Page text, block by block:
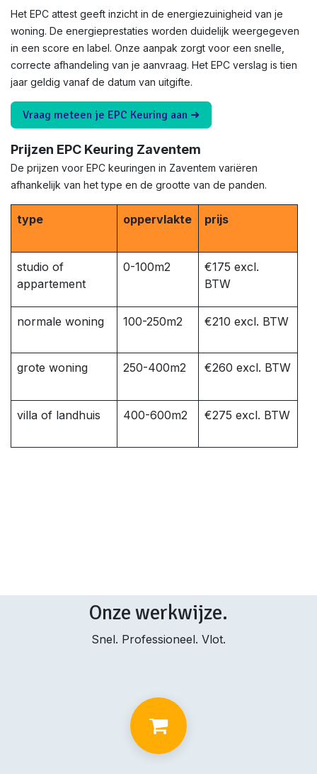
Het EPC attest geeft inzicht in de energiezuinigheid van je
woning. De energieprestaties worden duidelijk weergegeven
in een score en label. Onze aanpak zorgt voor een snelle,
correcte afhandeling van je aanvraag. Het EPC verslag is tien
jaar geldig vanaf de datum van uitgifte.
Vraag meteen je EPC Keuring aan ➜
Prijzen EPC Keuring Zaventem
De prijzen voor EPC keuringen in Zaventem variëren
afhankelijk van het type en de grootte van de panden.
type oppervlakte prijs
studio of
appartement
0-100m2
€175 excl.
BTW
normale woning 100-250m2 €210 excl. BTW
grote woning 250-400m2 €260 excl. BTW
villa of landhuis 400-600m2 €275 excl. BTW
Onze werkwijze.
Snel. Professioneel. Vlot.